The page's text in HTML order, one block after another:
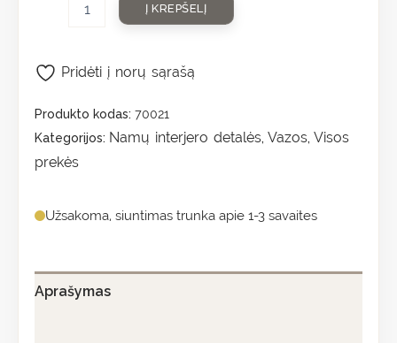
Į KREPŠELĮ
Produkto kodas: 70021
Kategorijos: Namų interjero detalės, Vazos, Visos
prekės
Užsakoma, siuntimas trunka apie 1-3 savaites
Pridėti į norų sąrašą
Aprašymas